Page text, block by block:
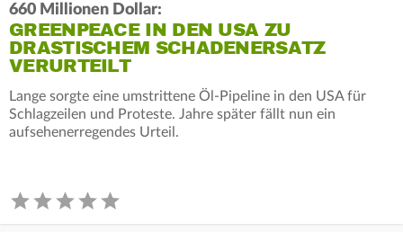
660 Millionen Dollar:
GREENPEACE IN DEN USA ZU
DRASTISCHEM SCHADENERSATZ
VERURTEILT
Lange sorgte eine umstrittene Öl-Pipeline in den USA für
Schlagzeilen und Proteste. Jahre später fällt nun ein
aufsehenerregendes Urteil.